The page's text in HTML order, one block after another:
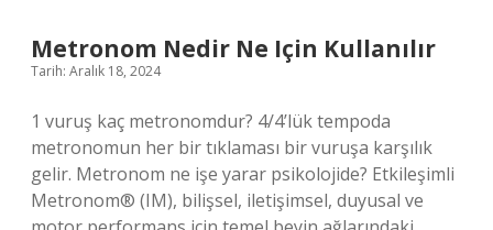
Metronom Nedir Ne Için Kullanılır
Tarih: Aralık 18, 2024
1 vuruş kaç metronomdur? 4/4’lük tempoda
metronomun her bir tıklaması bir vuruşa karşılık
gelir. Metronom ne işe yarar psikolojide? Etkileşimli
Metronom® (IM), bilişsel, iletişimsel, duyusal ve